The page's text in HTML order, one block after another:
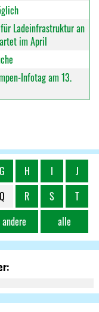
Ladeinfrastruktur an
im April
Infotag am 13.
alle
G H I
J
Q R S
T
andere